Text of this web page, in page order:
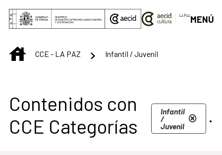
Saltar al contenido principal
MENÚ
INICIOCCE - LA PAZ Infantil / Juvenil
Contenidos con
CCE Categorías
Infantil
/
Juvenil .